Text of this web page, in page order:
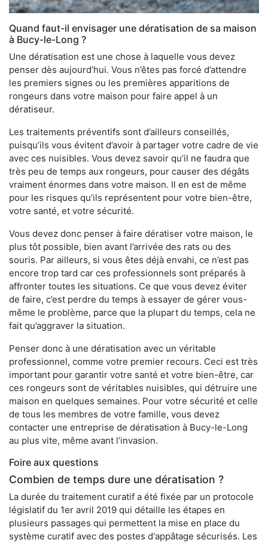
Quand faut-il envisager une dératisation de sa maison
à Bucy-le-Long ?
Une dératisation est une chose à laquelle vous devez
penser dès aujourd’hui. Vous n’êtes pas forcé d’attendre
les premiers signes ou les premières apparitions de
rongeurs dans votre maison pour faire appel à un
dératiseur.
Les traitements préventifs sont d’ailleurs conseillés,
puisqu’ils vous évitent d’avoir à partager votre cadre de vie
avec ces nuisibles. Vous devez savoir qu’il ne faudra que
très peu de temps aux rongeurs, pour causer des dégâts
vraiment énormes dans votre maison. Il en est de même
pour les risques qu’ils représentent pour votre bien-être,
votre santé, et votre sécurité.
Vous devez donc penser à faire dératiser votre maison, le
plus tôt possible, bien avant l’arrivée des rats ou des
souris. Par ailleurs, si vous êtes déjà envahi, ce n’est pas
encore trop tard car ces professionnels sont préparés à
affronter toutes les situations. Ce que vous devez éviter
de faire, c’est perdre du temps à essayer de gérer vous-
même le problème, parce que la plupart du temps, cela ne
fait qu’aggraver la situation.
Penser donc à une dératisation avec un véritable
professionnel, comme votre premier recours. Ceci est très
important pour garantir votre santé et votre bien-être, car
ces rongeurs sont de véritables nuisibles, qui détruire une
maison en quelques semaines. Pour votre sécurité et celle
de tous les membres de votre famille, vous devez
contacter une entreprise de dératisation à Bucy-le-Long
au plus vite, même avant l’invasion.
Foire aux questions
Combien de temps dure une dératisation ?
La durée du traitement curatif a été fixée par un protocole
législatif du 1er avril 2019 qui détaille les étapes en
plusieurs passages qui permettent la mise en place du
système curatif avec des postes d'appâtage sécurisés. Les